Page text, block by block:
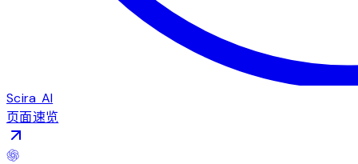
Scira AI
页面速览